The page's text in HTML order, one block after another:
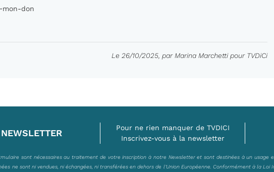
don
Le 26/10/2025, par Marina Marchetti pour TVDiCi
Pour ne rien manquer de TVDICI
Inscrivez-vous à la newsletter
sont nécessaires au traitement de votre inscription à notre Newsletter et sont destinées à un
ne sont ni vendues, ni échangées, ni transférées en dehors de l’Union Européenne. Conformément à la